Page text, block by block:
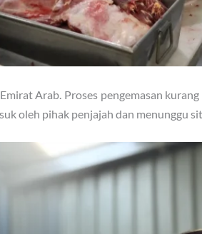
Arab. Proses pengemasan
oleh pihak penjajah dan menunggu